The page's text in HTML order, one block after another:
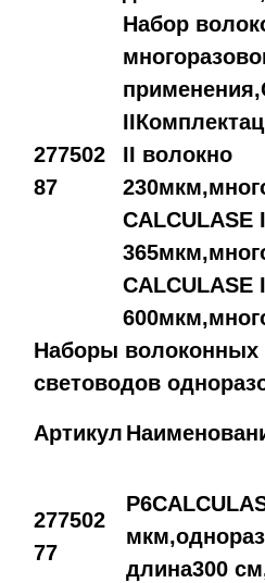
277502
87
Набор
II волокно
CALCULASE
CALCULASE
Наборы волоконных
световодов
Артикул
277502
77
длина300